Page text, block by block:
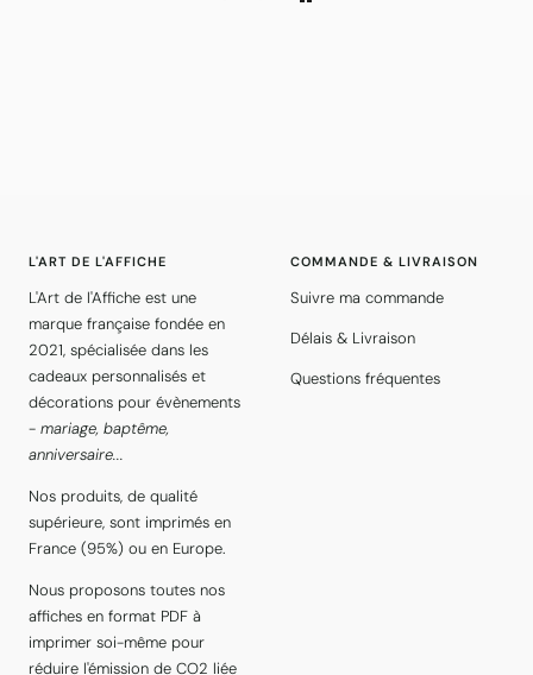
L'ART DE L'AFFICHE
L'Art de l'Affiche est une
marque française fondée en
2021, spécialisée dans les
cadeaux personnalisés et
décorations pour évènements
- mariage, baptême,
anniversaire...
Nos produits, de qualité
supérieure, sont imprimés en
France (95%) ou en Europe.
Nous proposons toutes nos
affiches en format PDF à
imprimer soi-même pour
réduire l'émission de CO2 liée
COMMANDE & LIVRAISON
Suivre ma commande
Délais & Livraison
Questions fréquentes